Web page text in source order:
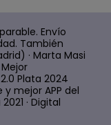
Envío
También
· Marta Masi
Plata 2024
y mejor APP del
· Digital